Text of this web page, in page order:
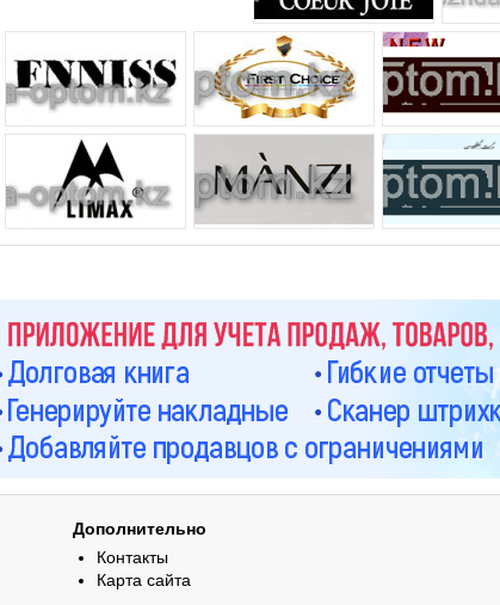
Дополнительно
Контакты
Карта сайта